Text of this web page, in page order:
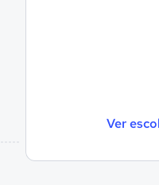
Ver